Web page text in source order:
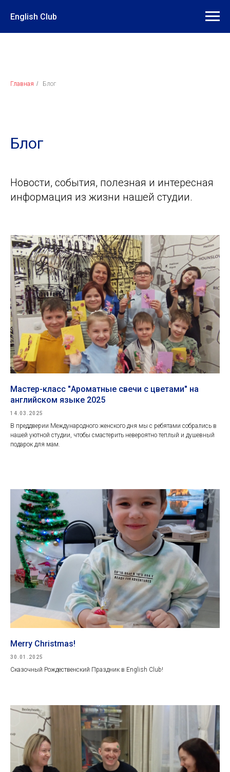
English Club
Главная / Блог
Блог
Новости, события, полезная и интересная
информация из жизни нашей студии.
Мастер-класс "Ароматные свечи с цветами" на
английском языке 2025
14.03.2025
В преддверии Международного женского дня мы с ребятами собрались в
нашей уютной студии, чтобы смастерить невероятно теплый и душевный
подарок для мам.
Merry Christmas!
30.01.2025
Сказочный Рождественский Праздник в English Club!